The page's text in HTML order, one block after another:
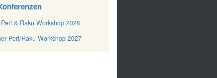
& Raku Workshop 2026
Perl/Raku-Workshop 2027